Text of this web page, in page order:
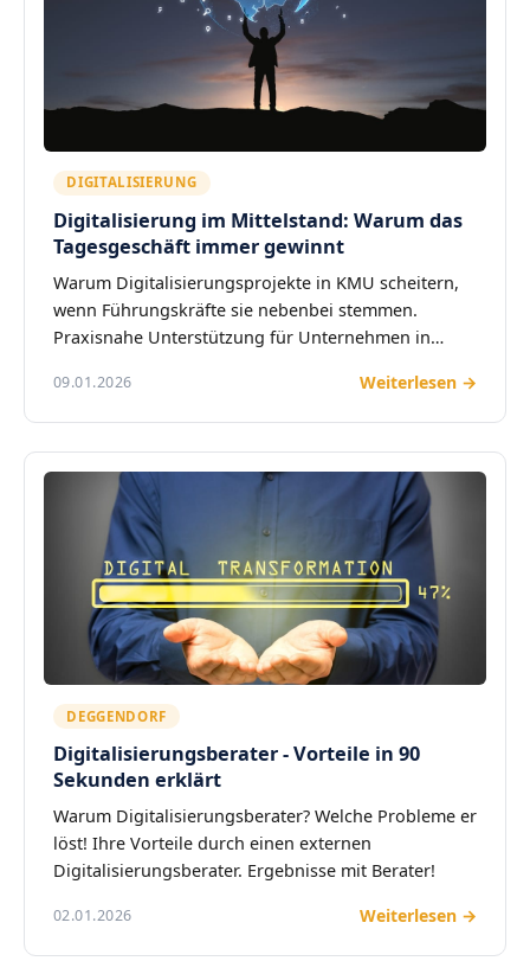
DIGITALISIERUNG
Digitalisierung im Mittelstand: Warum das
Tagesgeschäft immer gewinnt
Warum Digitalisierungsprojekte in KMU scheitern,
wenn Führungskräfte sie nebenbei stemmen.
Praxisnahe Unterstützung für Unternehmen in…
09.01.2026 Weiterlesen →
DEGGENDORF
Digitalisierungsberater - Vorteile in 90
Sekunden erklärt
Warum Digitalisierungsberater? Welche Probleme er
löst! Ihre Vorteile durch einen externen
Digitalisierungsberater. Ergebnisse mit Berater!
02.01.2026 Weiterlesen →